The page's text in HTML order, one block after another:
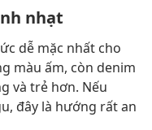
nhạt
dễ mặc nhất cho
màu ấm, còn denim
và trẻ hơn. Nếu
đây là hướng rất an